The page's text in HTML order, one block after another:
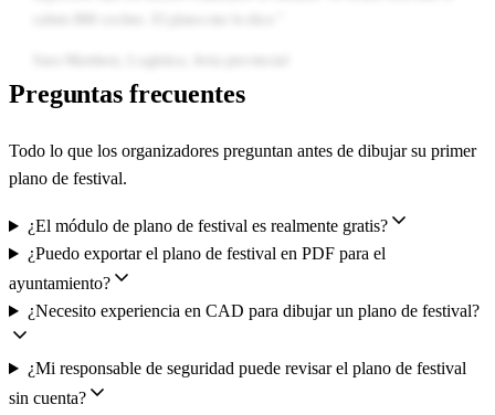
Preguntas frecuentes
Todo lo que los organizadores preguntan antes de dibujar su primer
plano de festival.
¿El módulo de plano de festival es realmente gratis?
¿Puedo exportar el plano de festival en PDF para el
ayuntamiento?
¿Necesito experiencia en CAD para dibujar un plano de festival?
¿Mi responsable de seguridad puede revisar el plano de festival
sin cuenta?